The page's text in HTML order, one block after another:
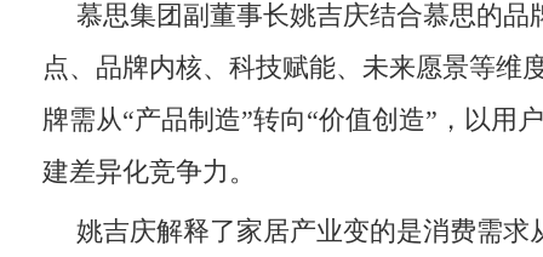
慕思集团副董事长姚吉庆结合慕思的品
点、品牌内核、科技赋能、未来愿景等维
牌需从“产品制造”转向“价值创造”，以用
建差异化竞争力。
姚吉庆解释了家居产业变的是消费需求